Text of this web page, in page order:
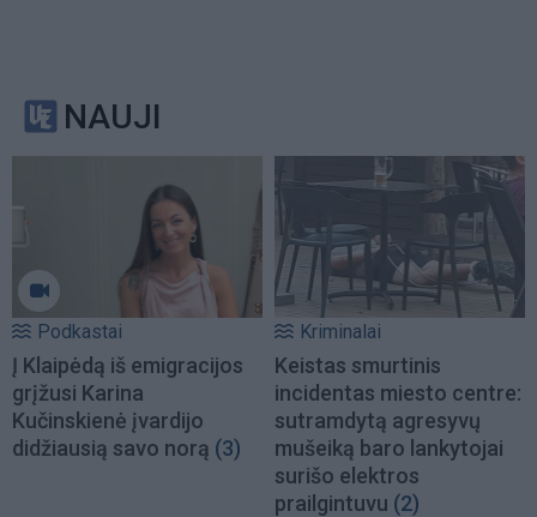
NAUJI
Podkastai
Į Klaipėdą iš emigracijos
grįžusi Karina
Kučinskienė įvardijo
didžiausią savo norą (3)
Kriminalai
Keistas smurtinis
incidentas miesto centre:
sutramdytą agresyvų
mušeiką baro lankytojai
surišo elektros
prailgintuvu (2)